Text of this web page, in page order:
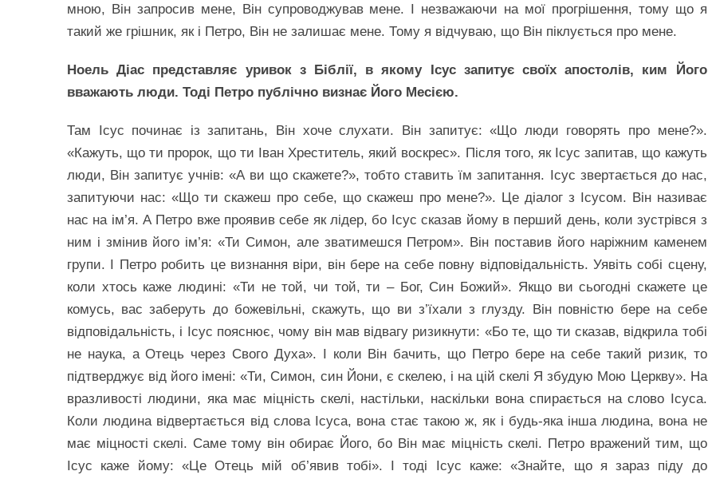
мною, Він запросив мене, Він супроводжував мене. І незважаючи на мої прогрішення, тому що я
такий же грішник, як і Петро, Він не залишає мене. Тому я відчуваю, що Він піклується про мене.
Ноель Діас представляє уривок з Біблії, в якому Ісус запитує своїх апостолів, ким Його
вважають люди. Тоді Петро публічно визнає Його Месією.
Там Ісус починає із запитань, Він хоче слухати. Він запитує: «Що люди говорять про мене?».
«Кажуть, що ти пророк, що ти Іван Хреститель, який воскрес». Після того, як Ісус запитав, що кажуть
люди, Він запитує учнів: «А ви що скажете?», тобто ставить їм запитання. Ісус звертається до нас,
запитуючи нас: «Що ти скажеш про себе, що скажеш про мене?». Це діалог з Ісусом. Він називає
нас на ім’я. А Петро вже проявив себе як лідер, бо Ісус сказав йому в перший день, коли зустрівся з
ним і змінив його ім’я: «Ти Симон, але зватимешся Петром». Він поставив його наріжним каменем
групи. І Петро робить це визнання віри, він бере на себе повну відповідальність. Уявіть собі сцену,
коли хтось каже людині: «Ти не той, чи той, ти – Бог, Син Божий». Якщо ви сьогодні скажете це
комусь, вас заберуть до божевільні, скажуть, що ви з’їхали з глузду. Він повністю бере на себе
відповідальність, і Ісус пояснює, чому він мав відвагу ризикнути: «Бо те, що ти сказав, відкрила тобі
не наука, а Отець через Свого Духа». І коли Він бачить, що Петро бере на себе такий ризик, то
підтверджує від його імені: «Ти, Симон, син Йони, є скелею, і на цій скелі Я збудую Мою Церкву». На
вразливості людини, яка має міцність скелі, настільки, наскільки вона спирається на слово Ісуса.
Коли людина відвертається від слова Ісуса, вона стає такою ж, як і будь-яка інша людина, вона не
має міцності скелі. Саме тому він обирає Його, бо Він має міцність скелі. Петро вражений тим, що
Ісус каже йому: «Це Отець мій об’явив тобі». І тоді Ісус каже: «Знайте, що я зараз піду до